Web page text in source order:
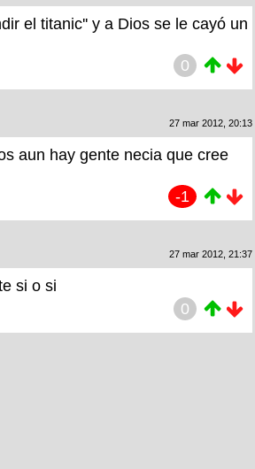
el titanic'' y a Dios se le cayó un
0
27 mar 2012, 20:13
aun hay gente necia que cree
-1
27 mar 2012, 21:37
si o si
0